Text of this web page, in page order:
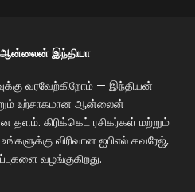
ஆன்லைன் இந்தியா
வரவேற்கிறோம் — இந்தியன்
உற்சாகமான ஆன்லைன்
கிரிக்கெட் ரசிகர்கள் மற்றும்
விரிவான ஐபிஎல் கவரேஜ்,
வழங்குகிறது.